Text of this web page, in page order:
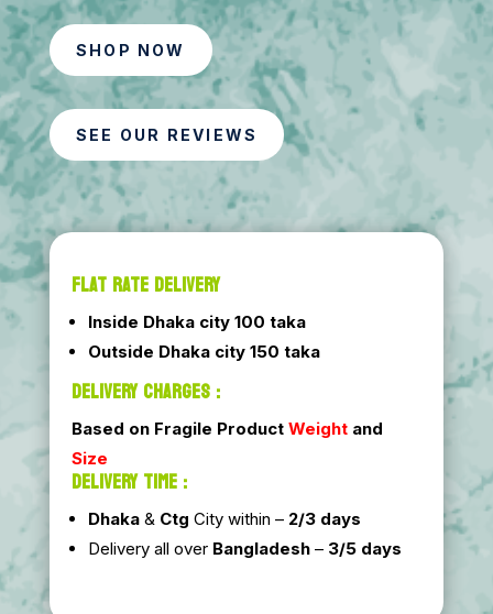
SHOP NOW
SEE OUR REVIEWS
FLAT RATE DELIVERY
Inside Dhaka city 100 taka
Outside Dhaka city 150 taka
DELIVERY CHARGES :
Based on Fragile Product Weightand
Size
DELIVERY TIME :
Dhaka& Ctg City within – 2/3 days
Delivery all over Bangladesh– 3/5 days